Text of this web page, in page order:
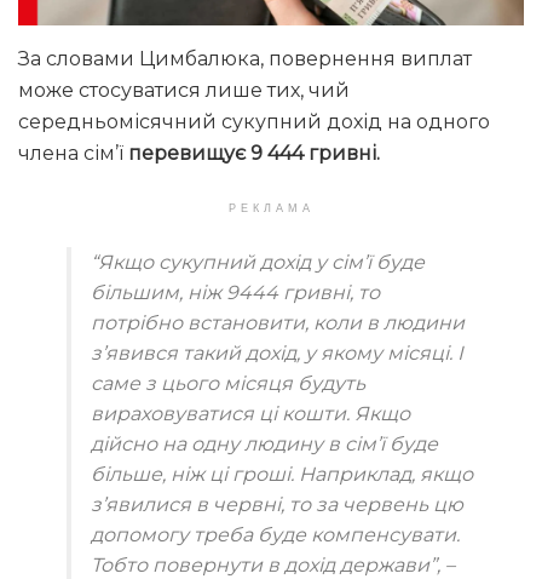
За словами Цимбалюка, повернення виплат
може стосуватися лише тих, чий
середньомісячний сукупний дохід на одного
члена сім’ї перевищує 9 444 гривні.
РЕКЛАМА
“Якщо сукупний дохід у сім’ї буде
більшим, ніж 9444 гривні, то
потрібно встановити, коли в людини
з’явився такий дохід, у якому місяці. І
саме з цього місяця будуть
вираховуватися ці кошти. Якщо
дійсно на одну людину в сім’ї буде
більше, ніж ці гроші. Наприклад, якщо
з’явилися в червні, то за червень цю
допомогу треба буде компенсувати.
Тобто повернути в дохід держави”, –